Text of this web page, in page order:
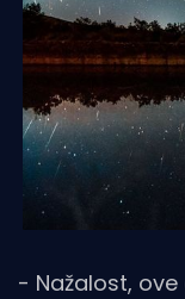
- Nažalost,